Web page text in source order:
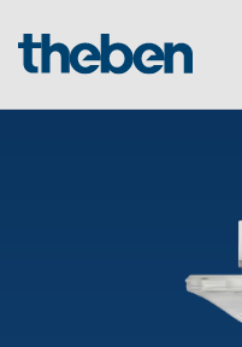
Energy Manager